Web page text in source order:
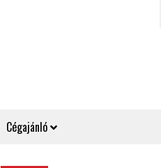
Cégajánló